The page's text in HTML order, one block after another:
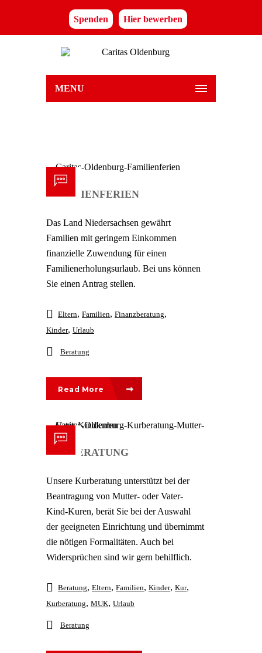
Spenden Hier bewerben
MENU
FAMILIENFERIEN
Das Land Niedersachsen gewährt
Familien mit geringem Einkommen
finanzielle Zuwendung für einen
Familienerholungsurlaub. Bei uns können
Sie einen Antrag stellen.
Eltern, Familien, Finanzberatung,
Kinder, Urlaub
Beratung
Read More
KURBERATUNG
Unsere Kurberatung unterstützt bei der
Beantragung von Mutter- oder Vater-
Kind-Kuren, berät Sie bei der Auswahl
der geeigneten Einrichtung und übernimmt
die nötigen Formalitäten. Auch bei
Widersprüchen sind wir gern behilflich.
Beratung, Eltern, Familien, Kinder, Kur,
Kurberatung, MUK, Urlaub
Beratung